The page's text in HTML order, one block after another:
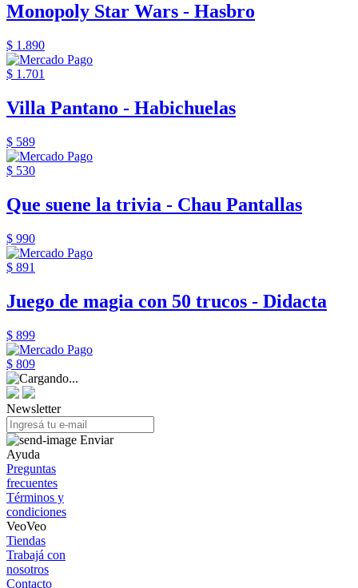
Monopoly Star Wars - Hasbro
$ 1.890
$ 1.701
Villa Pantano - Habichuelas
$ 589
$ 530
Que suene la trivia - Chau Pantallas
$ 990
$ 891
Juego de magia con 50 trucos - Didacta
$ 899
$ 809
Newsletter
Enviar
Ayuda
Preguntas
frecuentes
Términos y
condiciones
VeoVeo
Tiendas
Trabajá con
nosotros
Contacto